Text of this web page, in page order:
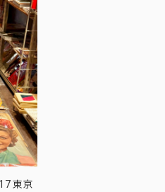
東京